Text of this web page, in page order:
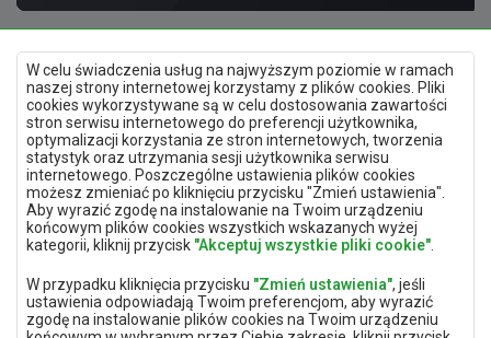
W celu świadczenia usług na najwyższym poziomie w ramach
naszej strony internetowej korzystamy z plików cookies. Pliki
cookies wykorzystywane są w celu dostosowania zawartości
stron serwisu internetowego do preferencji użytkownika,
optymalizacji korzystania ze stron internetowych, tworzenia
statystyk oraz utrzymania sesji użytkownika serwisu
internetowego. Poszczególne ustawienia plików cookies
możesz zmieniać po kliknięciu przycisku "Zmień ustawienia".
Aby wyrazić zgodę na instalowanie na Twoim urządzeniu
końcowym plików cookies wszystkich wskazanych wyżej
kategorii, kliknij przycisk "Akceptuj wszystkie pliki cookie"
W przypadku kliknięcia przycisku "Zmień ustawienia", jeśli
ustawienia odpowiadają Twoim preferencjom, aby wyrazić
zgodę na instalowanie plików cookies na Twoim urządzeniu
Polityka prywatności
Mapa strony
Deklaracja dostępności
Zmień ustawienia prywatności
Aplikacja mobilna